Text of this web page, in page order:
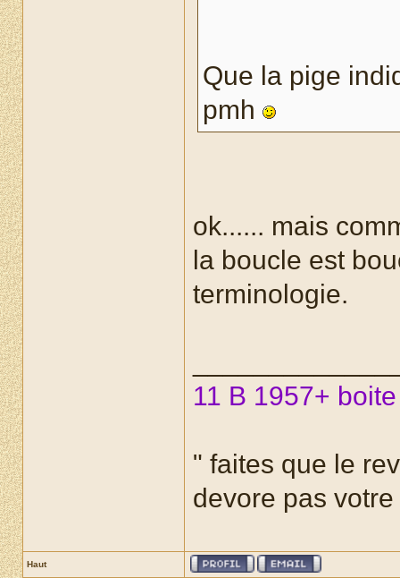
Que la pige
pmh
ok...... mais
la boucle est
terminologie.
11 B 1957+
" faites que le
devore pas
Haut